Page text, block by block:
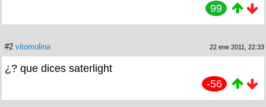
99
#2 vitomolina 22 ene 2011, 22:33
¿? que dices saterlight
-56